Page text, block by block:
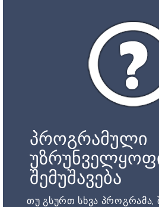
პროგრამული
შემუშავება
თუ გსურთ სხვა პროგრამა,